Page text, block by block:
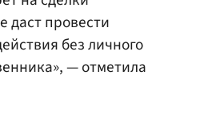
даст провести
без личного
— отметила